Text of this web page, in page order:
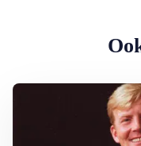
Lees meer over Hoe